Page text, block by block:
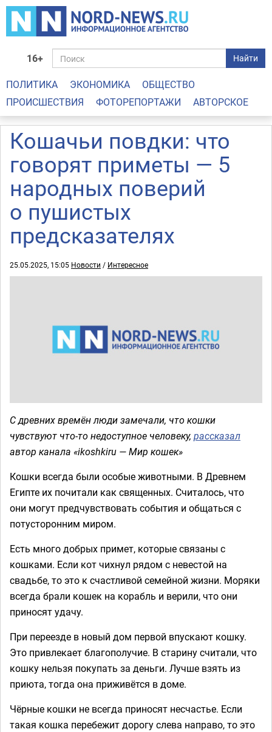
16+ Найти
ПОЛИТИКА ЭКОНОМИКА
ОБЩЕСТВО
ПРОИСШЕСТВИЯ
ФОТОРЕПОРТАЖИ АВТОРСКОЕ
Кошачьи повдки: что
говорят приметы — 5
народных поверий
о пушистых
предсказателях
25.05.2025, 15:05 Новости / Интересное
С древних времён люди замечали, что кошки
чувствуют что-то недоступное человеку, рассказал
автор канала «ikoshkiru — Мир кошек»
Кошки всегда были особые животными. В Древнем
Египте их почитали как священных. Считалось, что
они могут предчувствовать события и общаться с
потусторонним миром.
Есть много добрых примет, которые связаны с
кошками. Если кот чихнул рядом с невестой на
свадьбе, то это к счастливой семейной жизни. Моряки
всегда брали кошек на корабль и верили, что они
приносят удачу.
При переезде в новый дом первой впускают кошку.
Это привлекает благополучие. В старину считали, что
кошку нельзя покупать за деньги. Лучше взять из
приюта, тогда она приживётся в доме.
Чёрные кошки не всегда приносят несчастье. Если
такая кошка перебежит дорогу слева направо, то это